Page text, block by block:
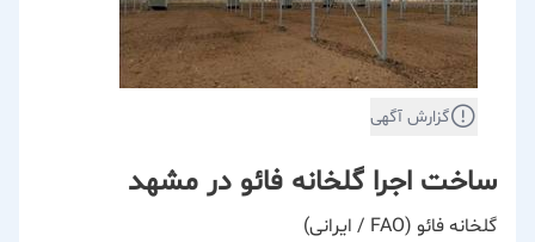
گزارش آگهی
ساخت اجرا گلخانه فائو در مشهد
گلخانه فائو (FAO / ایرانی)